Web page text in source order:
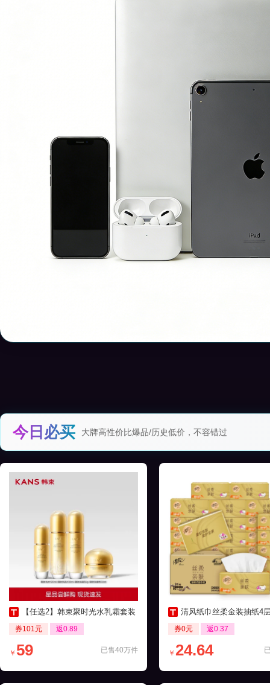
今日必买 大牌高性价比爆品/历史低价，不容错过
【任选2】韩束聚时光水乳霜套装
券101元 返0.89
已售40万件
￥ 59
清风纸巾丝柔金装抽纸4层24包家
券0元 返0.37
￥ 24.64